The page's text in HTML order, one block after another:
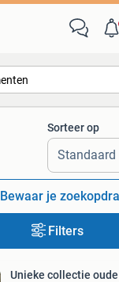
Alle afstanden…
Sorteer op
Bewaar je
Filters
Unieke collectie